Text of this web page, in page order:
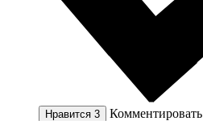
Нравится 3 Комментировать